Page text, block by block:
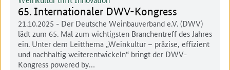
65. Internationaler DWV-Kongress
21.10.2025 - Der Deutsche Weinbauverband e.V. (DWV)
lädt zum 65. Mal zum wichtigsten Branchentreff des Jahres
ein. Unter dem Leitthema „Weinkultur – präzise, effizient
und nachhaltig weiterentwickeln“ bringt der DWV-
Kongress powered by…